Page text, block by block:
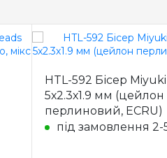
HTL-592 Бісер
5х2.3х1.9 мм (цейлон
перлиновий, ECRU)
під замовлення 2-